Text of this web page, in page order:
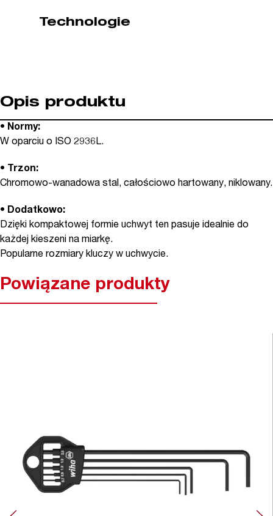
01222)
Technologie
Opis produktu
• Normy:
W oparciu o ISO 2936L.
• Trzon:
Chromowo-wanadowa stal, całościowo hartowany, niklowany.
• Dodatkowo:
Dzięki kompaktowej formie uchwyt ten pasuje idealnie do
każdej kieszeni na miarkę.
Popularne rozmiary kluczy w uchwycie.
Powiązane produkty